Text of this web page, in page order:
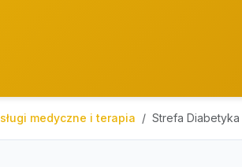
medyczne i terapia Strefa Diabetyka